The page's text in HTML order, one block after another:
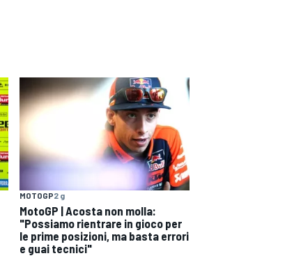
MOTOGP2 g
MotoGP | Acosta non molla:
"Possiamo rientrare in gioco per
le prime posizioni, ma basta errori
e guai tecnici"